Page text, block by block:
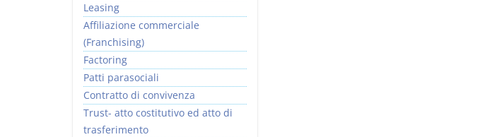
Leasing
Affiliazione commerciale
(Franchising)
Factoring
Patti parasociali
Contratto di convivenza
Trust- atto costitutivo ed atto di
trasferimento